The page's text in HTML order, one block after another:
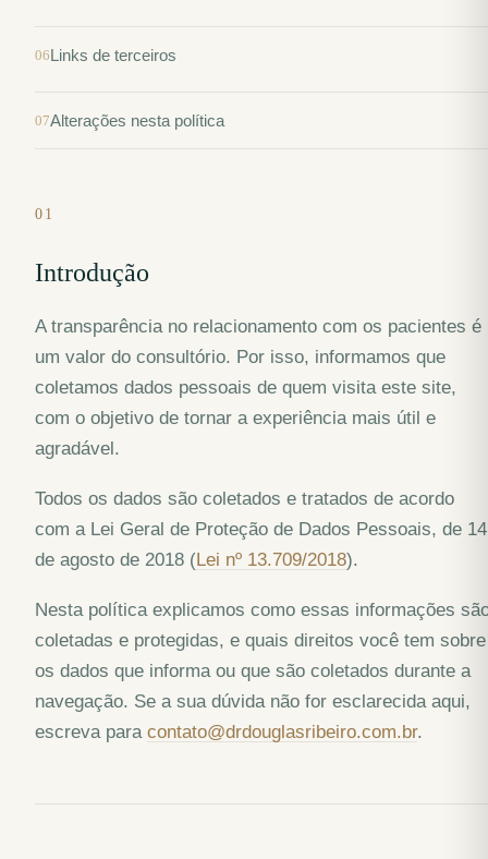
Links de terceiros
Alterações nesta política
01
Introdução
A transparência no relacionamento com os pacientes é
um valor do consultório. Por isso, informamos que
coletamos dados pessoais de quem visita este site,
com o objetivo de tornar a experiência mais útil e
agradável.
Todos os dados são coletados e tratados de acordo
com a Lei Geral de Proteção de Dados Pessoais, de 14
de agosto de 2018 (Lei nº 13.709/2018).
Nesta política explicamos como essas informações
coletadas e protegidas, e quais direitos você tem sobre
os dados que informa ou que são coletados durante a
navegação. Se a sua dúvida não for esclarecida aqui,
escreva para contato@drdouglasribeiro.com.br.